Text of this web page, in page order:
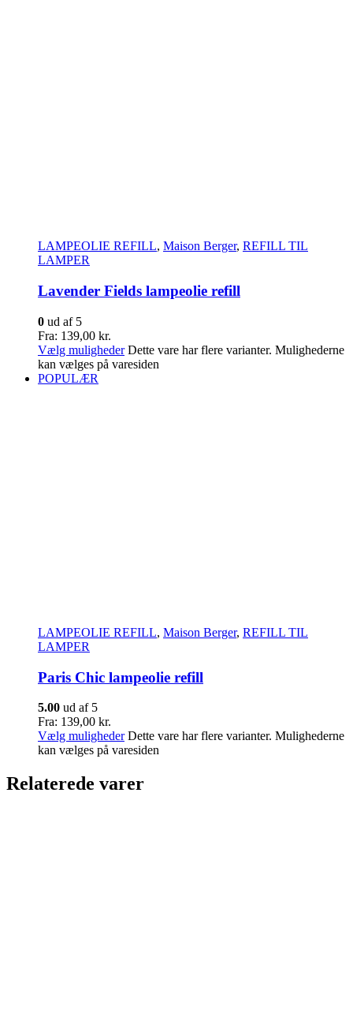
LAMPEOLIE REFILL, Maison Berger, REFILL TIL
LAMPER
Lavender Fields lampeolie refill
0 ud af 5
Fra: 139,00 kr.
Vælg muligheder Dette vare har flere varianter. Mulighederne
kan vælges på varesiden
POPULÆR
LAMPEOLIE REFILL, Maison Berger, REFILL TIL
LAMPER
Paris Chic lampeolie refill
5.00 ud af 5
Fra: 139,00 kr.
Vælg muligheder Dette vare har flere varianter. Mulighederne
kan vælges på varesiden
Relaterede varer